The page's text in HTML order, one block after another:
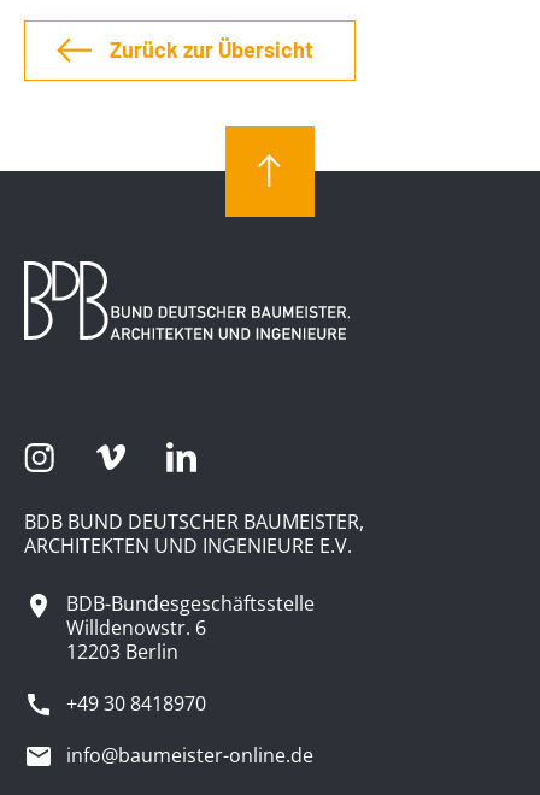
Zurück zur Übersicht
BDB BUND DEUTSCHER BAUMEISTER,
ARCHITEKTEN UND INGENIEURE E.V.
BDB-Bundesgeschäftsstelle
Willdenowstr. 6
12203 Berlin
+49 30 8418970
info@baumeister-online.de